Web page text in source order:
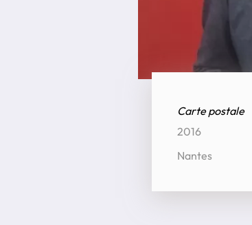
Carte postale
2016
Nantes